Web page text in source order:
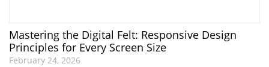
Mastering the Digital Felt: Responsive Design
Principles for Every Screen Size
February 24, 2026